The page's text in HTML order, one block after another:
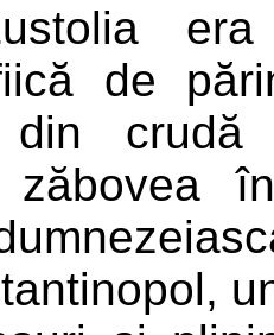
de
crudă
zăbovea